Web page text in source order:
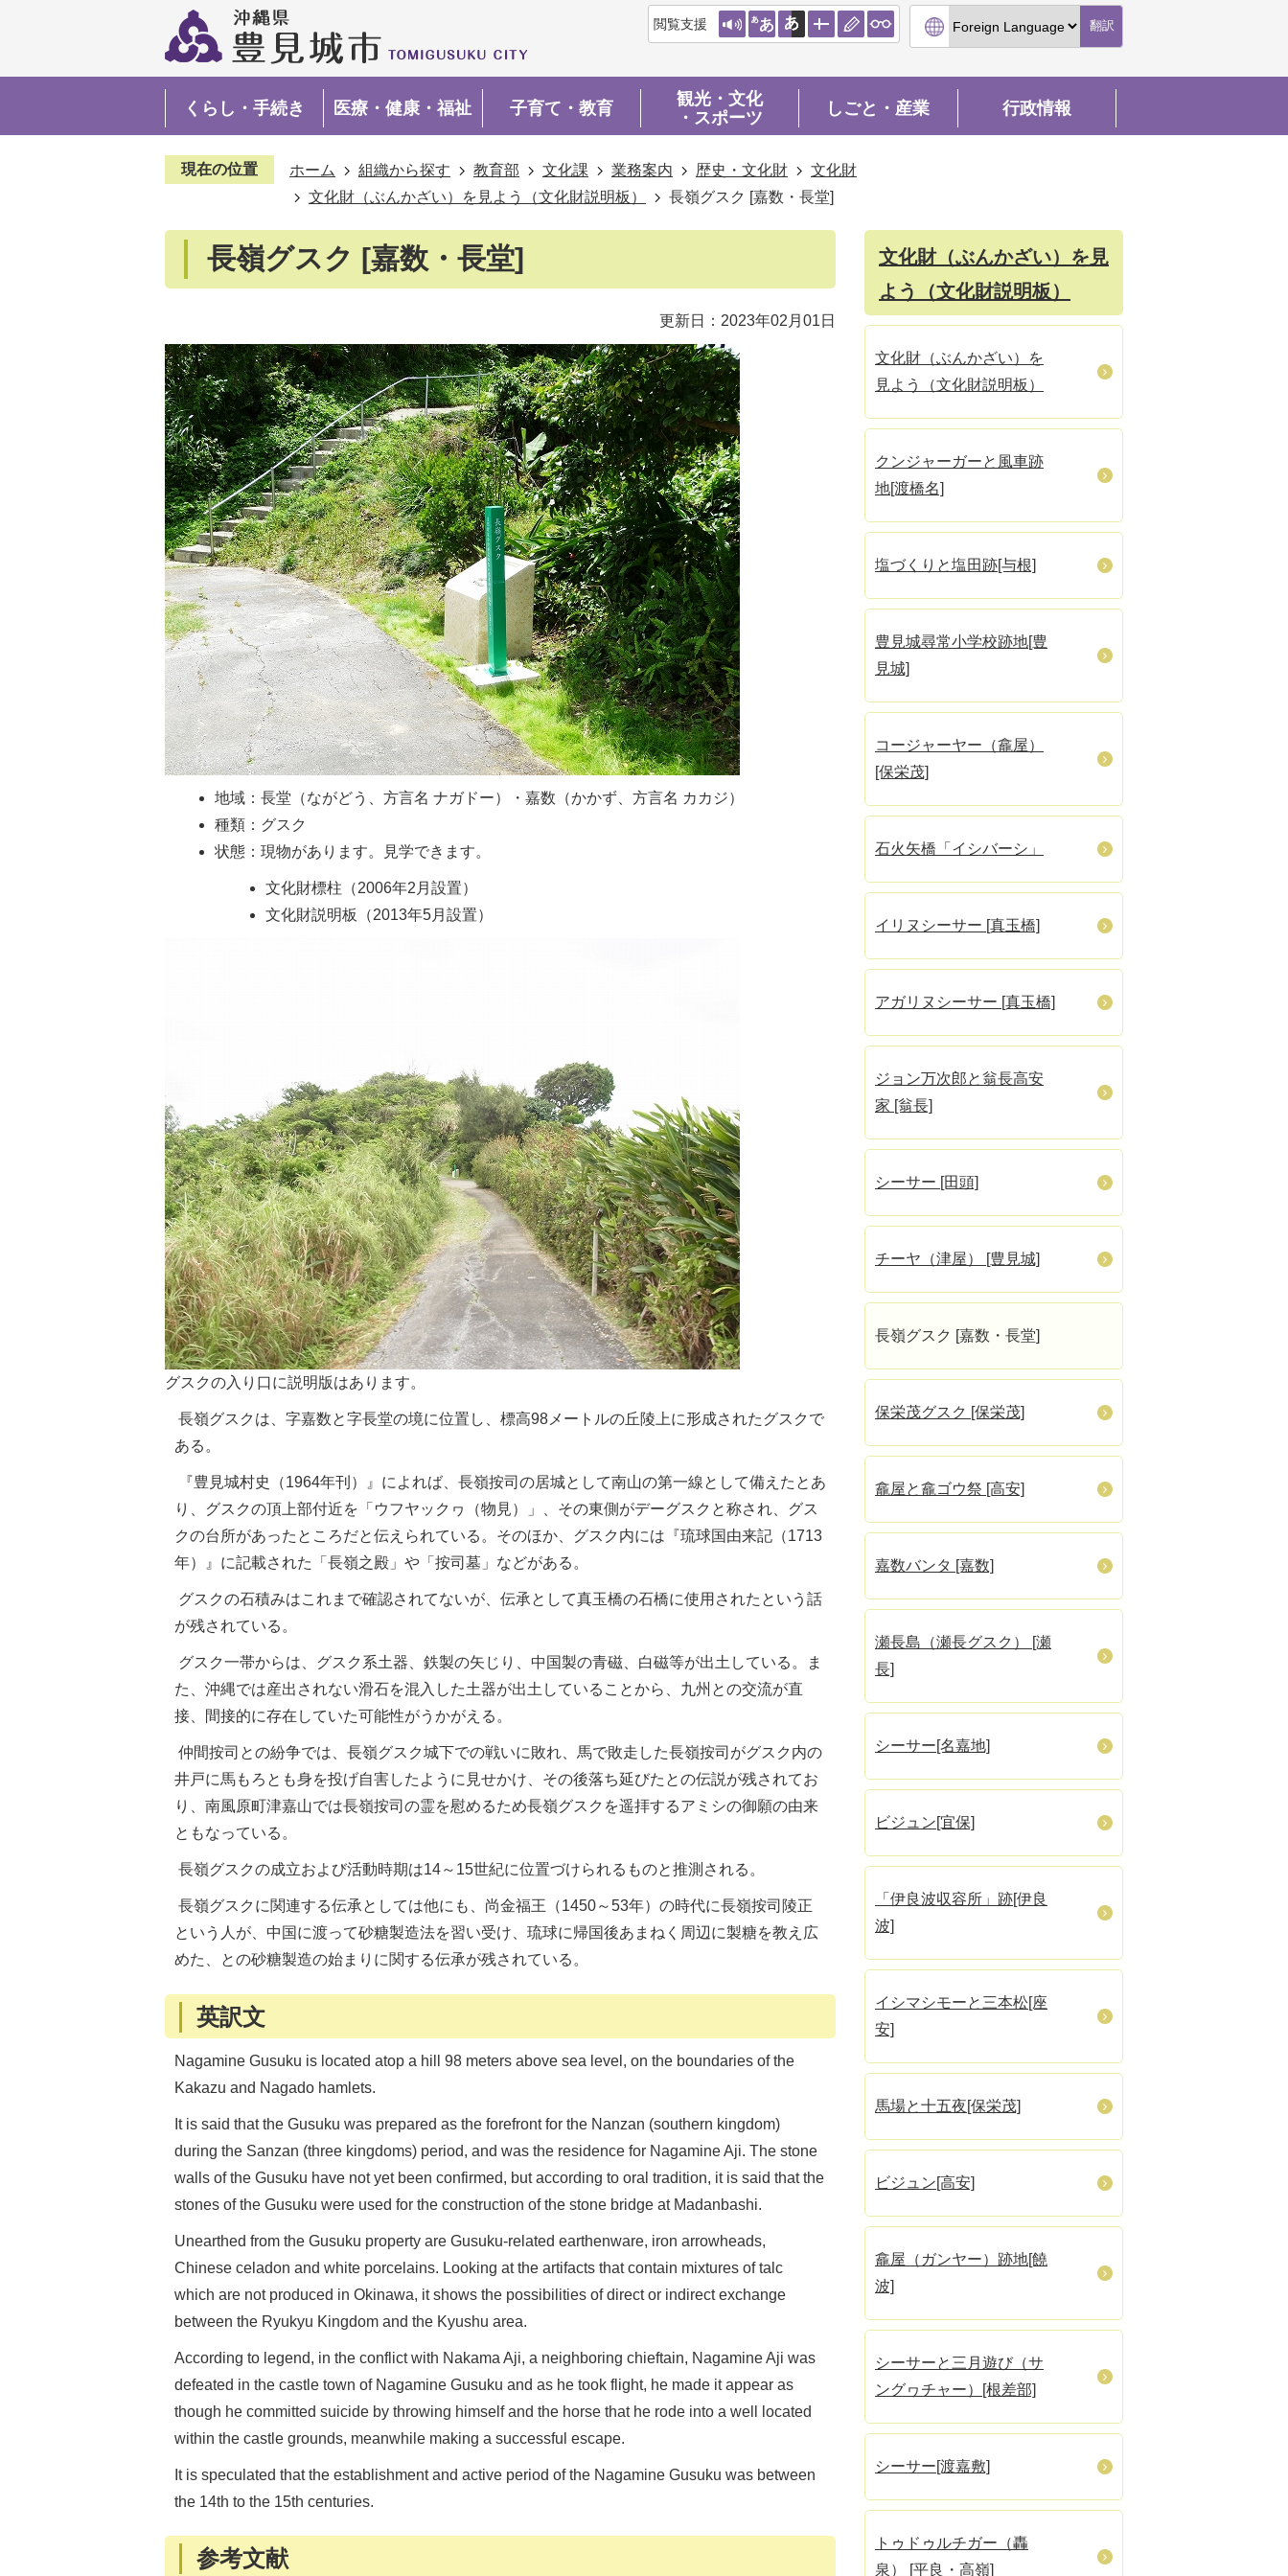
閲覧支援 翻訳
くらし・手続き 医療・健康・福祉 子育て・教育
観光・文化
・スポーツ
しごと・産業 行政情報
現在の位置 ホーム 組織から探す 教育部 文化課 業務案内 歴史・文化財
文化財
文化財（ぶんかざい）を見よう（文化財説明板）
長嶺グスク [嘉数・長堂]
長嶺グスク [嘉数・長堂]
更新日：2023年02月01日
地域：長堂（ながどう、方言名 ナガドー）・嘉数（かかず、方言名 カカジ）
種類：グスク
状態：現物があります。見学できます。
文化財標柱（2006年2月設置）
文化財説明板（2013年5月設置）
グスクの入り口に説明版はあります。
長嶺グスクは、字嘉数と字長堂の境に位置し、標高98メートルの丘陵上に形成されたグスクで
ある。
『豊見城村史（1964年刊）』によれば、長嶺按司の居城として南山の第一線として備えたとあ
り、グスクの頂上部付近を「ウフヤックヮ（物見）」、その東側がデーグスクと称され、グス
クの台所があったところだと伝えられている。そのほか、グスク内には『琉球国由来記（1713
年）』に記載された「長嶺之殿」や「按司墓」などがある。
グスクの石積みはこれまで確認されてないが、伝承として真玉橋の石橋に使用されたという話
が残されている。
グスク一帯からは、グスク系土器、鉄製の矢じり、中国製の青磁、白磁等が出土している。ま
た、沖縄では産出されない滑石を混入した土器が出土していることから、九州との交流が直
接、間接的に存在していた可能性がうかがえる。
仲間按司との紛争では、長嶺グスク城下での戦いに敗れ、馬で敗走した長嶺按司がグスク内の
井戸に馬もろとも身を投げ自害したように見せかけ、その後落ち延びたとの伝説が残されてお
り、南風原町津嘉山では長嶺按司の霊を慰めるため長嶺グスクを遥拝するアミシの御願の由来
ともなっている。
長嶺グスクの成立および活動時期は14～15世紀に位置づけられるものと推測される。
長嶺グスクに関連する伝承としては他にも、尚金福王（1450～53年）の時代に長嶺按司陵正
という人が、中国に渡って砂糖製造法を習い受け、琉球に帰国後あまねく周辺に製糖を教え広
めた、との砂糖製造の始まりに関する伝承が残されている。
英訳文
Nagamine Gusuku is located atop a hill 98 meters above sea level, on the boundaries of the
Kakazu and Nagado hamlets.
It is said that the Gusuku was prepared as the forefront for the Nanzan (southern kingdom)
during the Sanzan (three kingdoms) period, and was the residence for Nagamine Aji. The stone
walls of the Gusuku have not yet been confirmed, but according to oral tradition, it is said that the
stones of the Gusuku were used for the construction of the stone bridge at Madanbashi.
Unearthed from the Gusuku property are Gusuku-related earthenware, iron arrowheads,
Chinese celadon and white porcelains. Looking at the artifacts that contain mixtures of talc
which are not produced in Okinawa, it shows the possibilities of direct or indirect exchange
between the Ryukyu Kingdom and the Kyushu area.
According to legend, in the conflict with Nakama Aji, a neighboring chieftain, Nagamine Aji was
defeated in the castle town of Nagamine Gusuku and as he took flight, he made it appear as
though he committed suicide by throwing himself and the horse that he rode into a well located
within the castle grounds, meanwhile making a successful escape.
It is speculated that the establishment and active period of the Nagamine Gusuku was between
the 14th to the 15th centuries.
参考文献
文化財（ぶんかざい）を見
よう（文化財説明板）
文化財（ぶんかざい）を
見よう（文化財説明板）
クンジャーガーと風車跡
地[渡橋名]
塩づくりと塩田跡[与根]
豊見城尋常小学校跡地[豊
見城]
コージャーヤー（龕屋）
[保栄茂]
石火矢橋「イシバーシ」
イリヌシーサー [真玉橋]
アガリヌシーサー [真玉橋]
ジョン万次郎と翁長高安
家 [翁長]
シーサー [田頭]
チーヤ（津屋） [豊見城]
長嶺グスク [嘉数・長堂]
保栄茂グスク [保栄茂]
龕屋と龕ゴウ祭 [高安]
嘉数バンタ [嘉数]
瀬長島（瀬長グスク） [瀬
長]
シーサー[名嘉地]
ビジュン[宜保]
「伊良波収容所」跡[伊良
波]
イシマシモーと三本松[座
安]
馬場と十五夜[保栄茂]
ビジュン[高安]
龕屋（ガンヤー）跡地[饒
波]
シーサーと三月遊び（サ
ングヮチャー）[根差部]
シーサー[渡嘉敷]
トゥドゥルチガー（轟
泉） [平良・高嶺]